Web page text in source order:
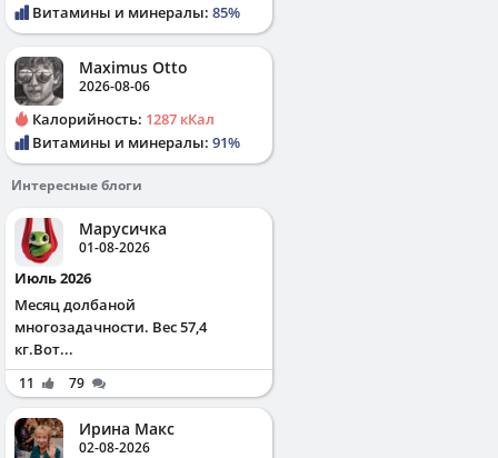
Витамины и минералы: 85%
Maximus Otto
2026-08-06
Калорийность: 1287 кКал
Витамины и минералы: 91%
Интересные блоги
Марусичка
01-08-2026
Июль 2026
Месяц долбаной
многозадачности. Вес 57,4
кг.Вот...
11 79
Ирина Макс
02-08-2026